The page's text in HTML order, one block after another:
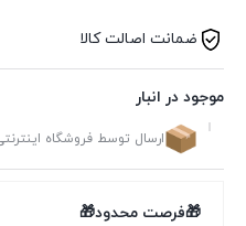
ضمانت اصالت کالا
موجود در انبار
ارسال توسط فروشگاه
🎁فرصت محدود🎁